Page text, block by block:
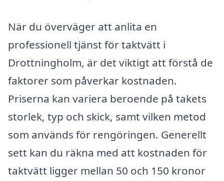
När du överväger att anlita en
professionell tjänst för taktvätt i
Drottningholm, är det viktigt att förstå de
faktorer som påverkar kostnaden.
Priserna kan variera beroende på takets
storlek, typ och skick, samt vilken metod
som används för rengöringen. Generellt
sett kan du räkna med att kostnaden för
taktvätt ligger mellan 50 och 150 kronor